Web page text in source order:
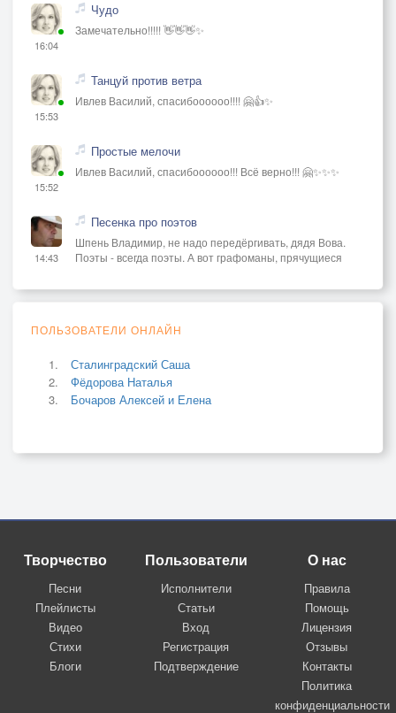
16:04
Чудо
Замечательно!!!!! 👋👋👋✨
15:53
Танцуй против ветра
Ивлев Василий, спасибоооооо!!!! 🤗👍✨
15:52
Простые мелочи
Ивлев Василий, спасибоооооо!!! Всё верно!!! 🤗✨✨✨
14:43
Песенка про поэтов
Шпень Владимир, не надо передёргивать, дядя Вова.
Поэты - всегда поэты. А вот графоманы, прячущиеся
ПОЛЬЗОВАТЕЛИ ОНЛАЙН
Сталинградский Саша
Фёдорова Наталья
Бочаров Алексей и Елена
Творчество
Песни
Плейлисты
Видео
Стихи
Блоги
Пользователи
Исполнители
Статьи
Вход
Регистрация
Подтверждение
О нас
Правила
Помощь
Лицензия
Отзывы
Контакты
Политика
конфиденциальности